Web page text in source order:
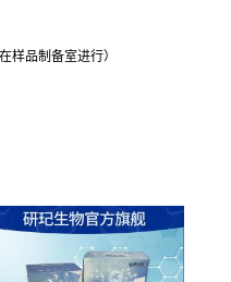
样品制备室进行）